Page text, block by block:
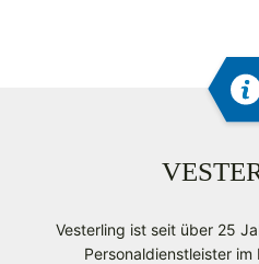
Vesterling ist seit über 25
Personaldienstleister im